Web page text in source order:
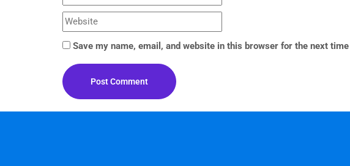
Save my name, email, and website in this browser for the next
Post Comment